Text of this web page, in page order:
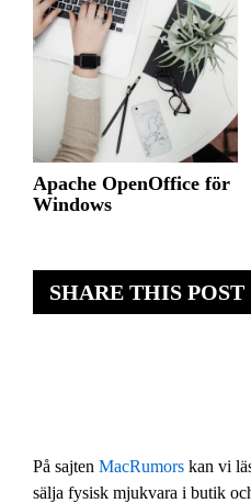
SHARE THIS POST
På sajten MacRumors kan vi
sälja fysisk mjukvara i butik
Apache OpenOffice för
Windows